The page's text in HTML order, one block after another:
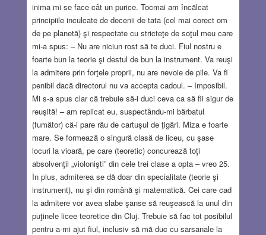
inima mi se face cât un purice. Tocmai am încălcat
principiile inculcate de decenii de tata (cel mai corect om
de pe planetă) şi respectate cu stricteţe de soţul meu care
mi-a spus: – Nu are niciun rost să te duci. Fiul nostru e
foarte bun la teorie şi destul de bun la instrument. Va reuşi
la admitere prin forţele proprii, nu are nevoie de pile. Va fi
penibil dacă directorul nu va accepta cadoul. – Imposibil.
Mi s-a spus clar că trebuie să-i duci ceva ca să fii sigur de
reuşită! – am replicat eu, suspectându-mi bărbatul
(fumător) că-i pare rău de cartuşul de ţigări. Miza e foarte
mare. Se formează o singură clasă de liceu, cu şase
locuri la vioară, pe care (teoretic) concurează toţi
absolvenţii „violonişti” din cele trei clase a opta – vreo 25.
În plus, admiterea se dă doar din specialitate (teorie şi
instrument), nu şi din română şi matematică. Cei care cad
la admitere vor avea slabe şanse să reuşească la unul din
puţinele licee teoretice din Cluj. Trebuie să fac tot posibilul
pentru a-mi ajut fiul, inclusiv să mă duc cu sarsanale la